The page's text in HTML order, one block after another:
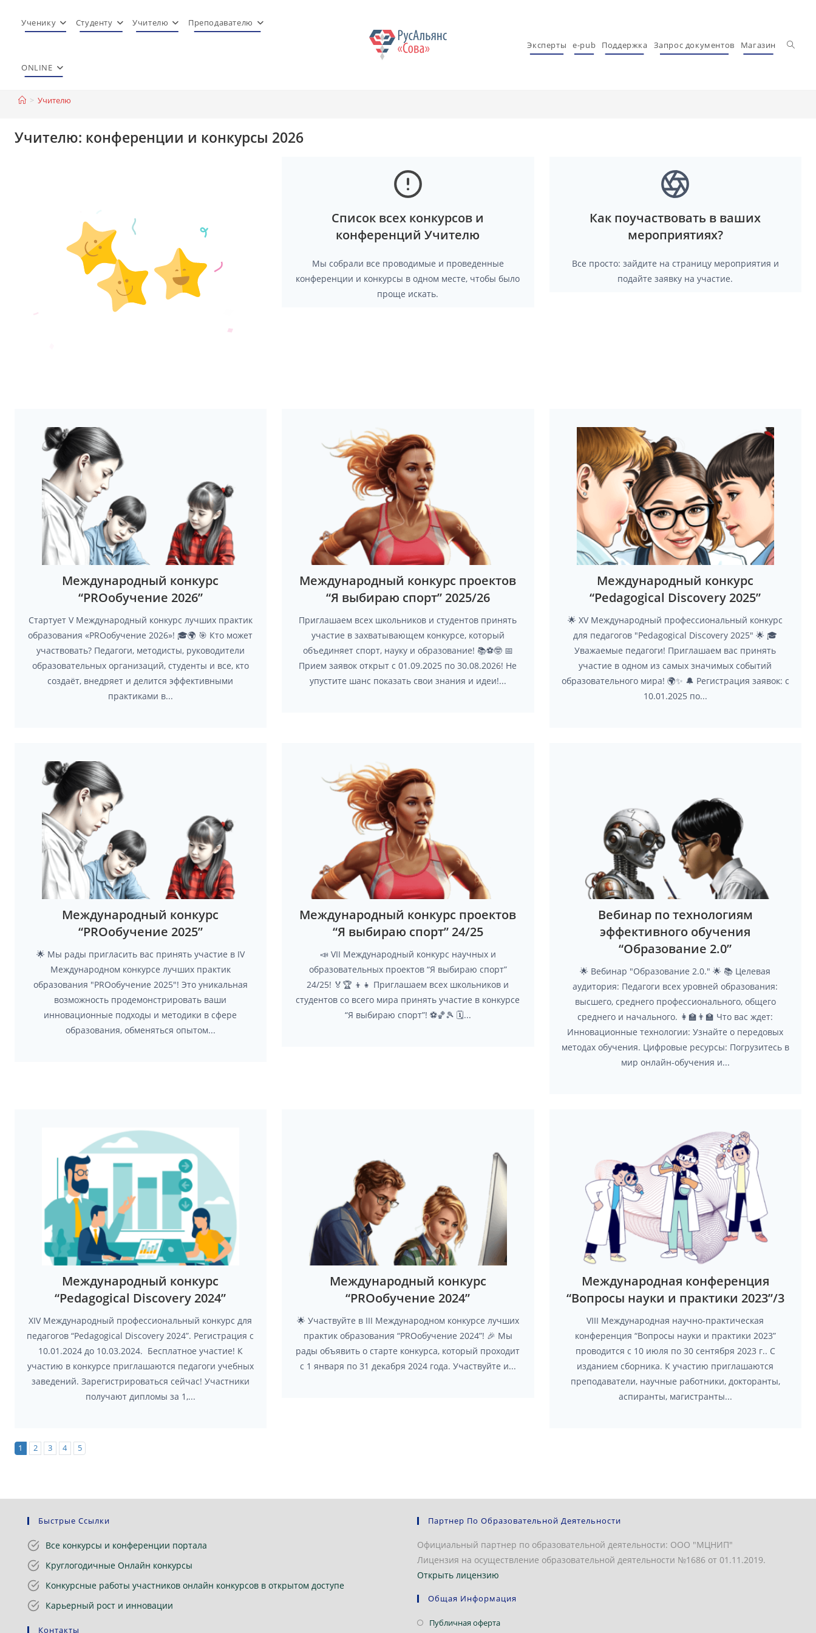
Ученику Студенту Учителю Преподавателю
ONLINE
Эксперты e-pub Поддержка Запрос документов Магазин
> Учителю
Учителю: конференции и конкурсы 2026
Список всех конкурсов и
конференций Учителю
Мы собрали все проводимые и проведенные
конференции и конкурсы в одном месте, чтобы было
проще искать.
Как поучаствовать в ваших
мероприятиях?
Все просто: зайдите на страницу мероприятия и
подайте заявку на участие.
Международный конкурс
“PROобучение 2026”
Стартует V Международный конкурс лучших практик
образования «PROобучение 2026»! 🎓🌍 🎯 Кто может
участвовать? Педагоги, методисты, руководители
образовательных организаций, студенты и все, кто
создаёт, внедряет и делится эффективными
практиками в...
Международный конкурс проектов
“Я выбираю спорт” 2025/26
Приглашаем всех школьников и студентов принять
участие в захватывающем конкурсе, который
объединяет спорт, науку и образование! 📚⚽️🤓 📅
Прием заявок открыт с 01.09.2025 по 30.08.2026! Не
упустите шанс показать свои знания и идеи!...
Международный конкурс
“Pedagogical Discovery 2025”
🌟 XV Международный профессиональный конкурс
для педагогов "Pedagogical Discovery 2025" 🌟 🎓
Уважаемые педагоги! Приглашаем вас принять
участие в одном из самых значимых событий
образовательного мира! 🌍✨ 🔔 Регистрация заявок: с
10.01.2025 по...
Международный конкурс
“PROобучение 2025”
🌟 Мы рады пригласить вас принять участие в IV
Международном конкурсе лучших практик
образования "PROобучение 2025"! Это уникальная
возможность продемонстрировать ваши
инновационные подходы и методики в сфере
образования, обменяться опытом...
Международный конкурс проектов
“Я выбираю спорт” 24/25
📣 VII Международный конкурс научных и
образовательных проектов “Я выбираю спорт”
24/25! 🏅🏆 👦👧 Приглашаем всех школьников и
студентов со всего мира принять участие в конкурсе
“Я выбираю спорт”! ⚽🏀🎾 🗓...
Вебинар по технологиям
эффективного обучения
“Образование 2.0”
🌟 Вебинар "Образование 2.0." 🌟 📚 Целевая
аудитория: Педагоги всех уровней образования:
высшего, среднего профессионального, общего
среднего и начального. 👩‍🏫👨‍🏫 Что вас ждет:
Инновационные технологии: Узнайте о передовых
методах обучения. Цифровые ресурсы: Погрузитесь в
мир онлайн-обучения и...
Международный конкурс
“Pedagogical Discovery 2024”
XIV Международный профессиональный конкурс для
педагогов “Pedagogical Discovery 2024”. Регистрация с
10.01.2024 до 10.03.2024. Бесплатное участие! К
участию в конкурсе приглашаются педагоги учебных
заведений. Зарегистрироваться сейчас! Участники
получают дипломы за 1,...
Международный конкурс
“PROобучение 2024”
🌟 Участвуйте в III Международном конкурсе лучших
практик образования “PROобучение 2024”! 🎉 Мы
рады объявить о старте конкурса, который проходит
с 1 января по 31 декабря 2024 года. Участвуйте и...
Международная конференция
“Вопросы науки и практики 2023”/3
VIII Международная научно-практическая
конференция “Вопросы науки и практики 2023”
проводится с 10 июля по 30 сентября 2023 г.. С
изданием сборника. К участию приглашаются
преподаватели, научные работники, докторанты,
аспиранты, магистранты...
1 2 3 4 5
Быстрые Ссылки
Все конкурсы и конференции портала
Круглогодичные Онлайн конкурсы
Конкурсные работы участников онлайн конкурсов в открытом доступе
Карьерный рост и инновации
Контакты
Партнер По Образовательной Деятельности
Официальный партнер по образовательной деятельности: ООО "МЦНИП"
Лицензия на осуществление образовательной деятельности №1686 от 01.11.2019.
Открыть лицензию
Общая Информация
Публичная офертаОткроется